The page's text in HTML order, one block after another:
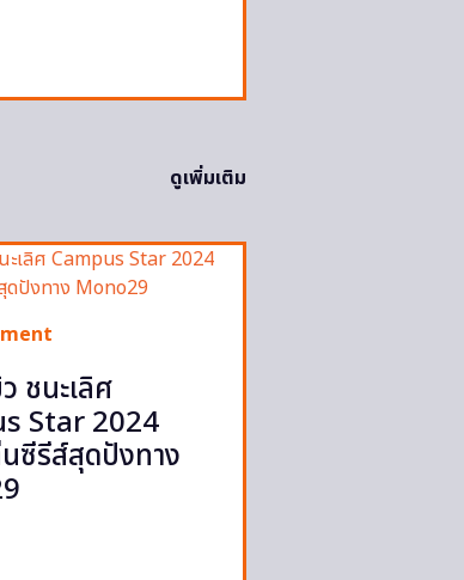
ดูเพิ่มเติม
ชนะเลิศ
Star 2024
ซีรีส์สุดปังทาง